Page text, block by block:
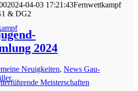
Meisterschaften
2024-04-03 17:21:43Fernwettkampf
& DG2
2024
Neuigkeiten, News Gau-